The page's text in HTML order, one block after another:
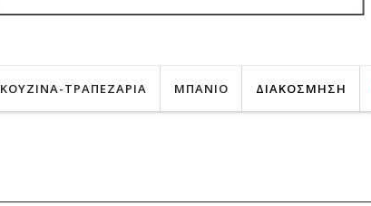
ΚΟΥΖΙΝΑ-ΤΡΑΠΕΖΑΡΙΑ ΜΠΑΝΙΟ ΔΙΑΚΟΣΜΗΣΗ